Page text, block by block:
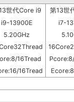
世代Core i9
第13世
i9-13900E
i7-
5.20GHz
16Tread
16Tread